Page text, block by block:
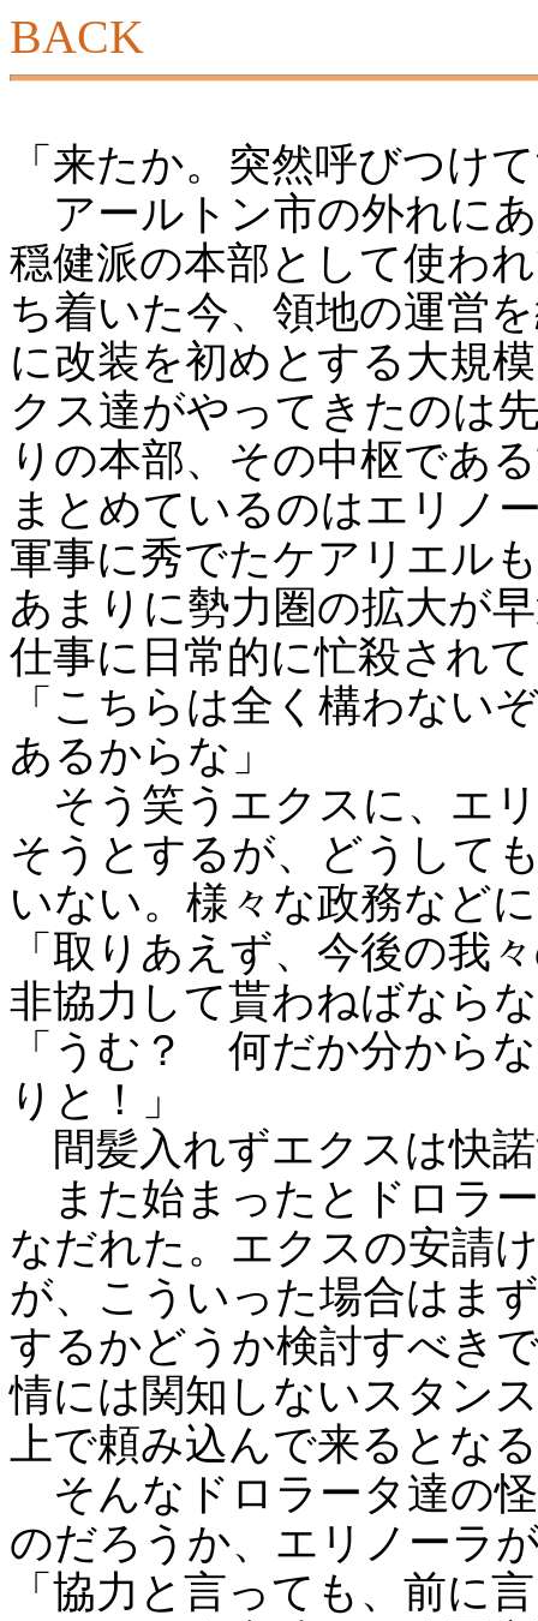
BACK
「来たか。突然呼びつけ
アールトン市の外れに
穏健派の本部として使わ
ち着いた今、領地の運営
に改装を初めとする大規
クス達がやってきたのは
りの本部、その中枢であ
まとめているのはエリノ
軍事に秀でたケアリエル
あまりに勢力圏の拡大が
仕事に日常的に忙殺され
「こちらは全く構わない
あるからな」
そう笑うエクスに、エ
そうとするが、どうして
いない。様々な政務など
「取りあえず、今後の我
非協力して貰わねばなら
「うむ？ 何だか分から
りと！」
間髪入れずエクスは快
また始まったとドロラ
なだれた。エクスの安請
が、こういった場合はま
するかどうか検討すべき
情には関知しないスタン
上で頼み込んで来るとな
そんなドロラータ達の
のだろうか、エリノーラ
「協力と言っても、前に